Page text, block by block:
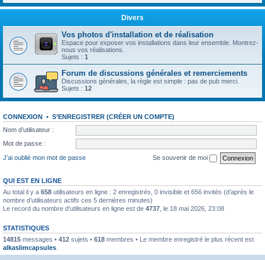
Divers
Vos photos d'installation et de réalisation
Espace pour exposer vos installations dans leur ensemble. Montrez-
nous vos réalisations.
Sujets : 1
Forum de discussions générales et remerciements
Discussions générales, la règle est simple : pas de pub merci.
Sujets : 12
CONNEXION • S’ENREGISTRER (CRÉER UN COMPTE)
Nom d’utilisateur :
Mot de passe :
J’ai oublié mon mot de passe
Se souvenir de moi
QUI EST EN LIGNE
Au total il y a 658 utilisateurs en ligne : 2 enregistrés, 0 invisible et 656 invités (d’après le
nombre d’utilisateurs actifs ces 5 dernières minutes)
Le record du nombre d’utilisateurs en ligne est de 4737 , le 18 mai 2026, 23:08
STATISTIQUES
14815 messages • 412 sujets • 618 membres • Le membre enregistré le plus récent est
alkaslimcapsules